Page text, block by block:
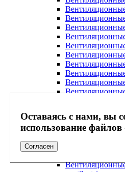
Оставаясь с нами, вы
использование файлов
Согласен